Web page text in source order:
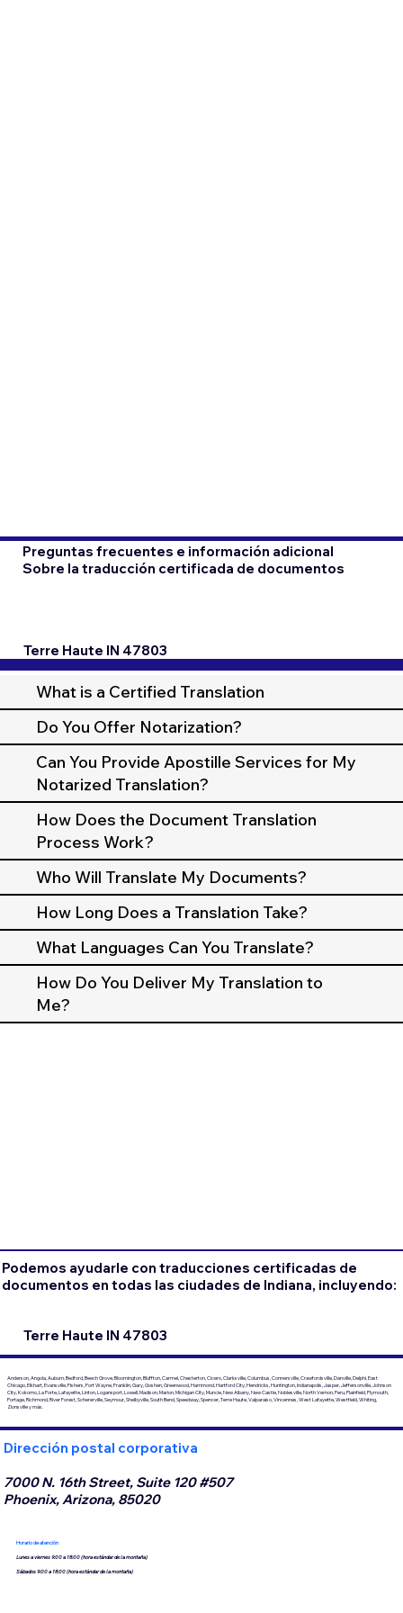
Preguntas frecuentes e información adicional
Sobre la traducción certificada de documentos
Terre Haute IN 47803
What is a Certified Translation
Do You Offer Notarization?
Can You Provide Apostille Services for My
Notarized Translation?
How Does the Document Translation
Process Work?
Who Will Translate My Documents?
How Long Does a Translation Take?
What Languages Can You Translate?
How Do You Deliver My Translation to
Me?
Podemos ayudarle con traducciones certificadas de
documentos en todas las ciudades de Indiana, incluyendo:
Terre Haute IN 47803
Anderson, Angola, Auburn, Bedford, Beech Grove, Bloomington, Bluffton, Carmel, Chesterton, Cicero, Clarksville, Columbus, Connersville, Crawfordsville, Danville, Delphi, East
Chicago, Elkhart, Evansville, Fishers, Fort Wayne, Franklin, Gary, Goshen, Greenwood, Hammond, Hartford City, Hendricks, Huntington, Indianapolis, Jasper, Jeffersonville, Johnson
City, Kokomo, La Porte, Lafayette, Linton, Logansport, Lowell, Madison, Marion, Michigan City, Muncie, New Albany, New Castle, Noblesville, North Vernon, Peru, Plainfield, Plymouth,
Portage, Richmond, River Forest, Schererville, Seymour, Shelbyville, South Bend, Speedway, Spencer, Terre Haute, Valparaiso, Vincennes, West Lafayette, Westfield, Whiting,
Zionsville y más.
Dirección postal corporativa
7000 N. 16th Street, Suite 120 #507
Phoenix, Arizona, 85020
Horario de atención
Lunes a viernes 9:00 a 18:00 (hora estándar de la montaña)
Sábados 9:00 a 18:00 (hora estándar de la montaña)